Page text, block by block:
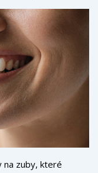
na zuby, které